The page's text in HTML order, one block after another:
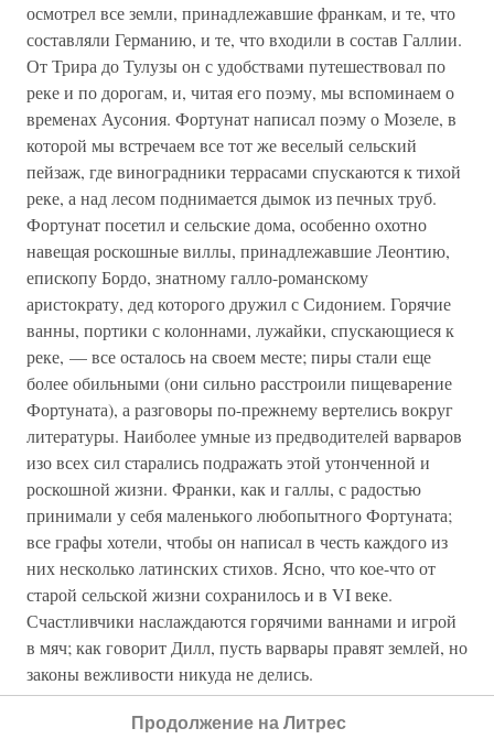
осмотрел все земли, принадлежавшие франкам, и те, что
составляли Германию, и те, что входили в состав Галлии.
От Трира до Тулузы он с удобствами путешествовал по
реке и по дорогам, и, читая его поэму, мы вспоминаем о
временах Аусония. Фортунат написал поэму о Мозеле, в
которой мы встречаем все тот же веселый сельский
пейзаж, где виноградники террасами спускаются к тихой
реке, а над лесом поднимается дымок из печных труб.
Фортунат посетил и сельские дома, особенно охотно
навещая роскошные виллы, принадлежавшие Леонтию,
епископу Бордо, знатному галло-романскому
аристократу, дед которого дружил с Сидонием. Горячие
ванны, портики с колоннами, лужайки, спускающиеся к
реке, — все осталось на своем месте; пиры стали еще
более обильными (они сильно расстроили пищеварение
Фортуната), а разговоры по-прежнему вертелись вокруг
литературы. Наиболее умные из предводителей варваров
изо всех сил старались подражать этой утонченной и
роскошной жизни. Франки, как и галлы, с радостью
принимали у себя маленького любопытного Фортуната;
все графы хотели, чтобы он написал в честь каждого из
них несколько латинских стихов. Ясно, что кое-что от
старой сельской жизни сохранилось и в VI веке.
Счастливчики наслаждаются горячими ваннами и игрой
в мяч; как говорит Дилл, пусть варвары правят землей, но
законы вежливости никуда не делись.
Но, взглянув на эту жизнь пристальнее, мы начинаем
Продолжение на Литрес